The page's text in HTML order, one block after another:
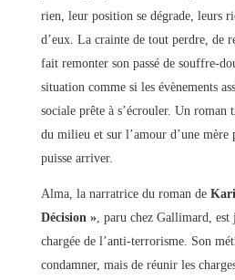
rien, leur position se dégrade, leurs
d’eux. La crainte de tout perdre, de
fait remonter son passé de souffre-
situation comme si les évènements
sociale prête à s’écrouler. Un roman
du milieu et sur l’amour d’une
puisse arriver.
Alma, la narratrice du roman de
Décision », paru chez Gallimard, est
chargée de l’anti-terrorisme. Son
condamner, mais de réunir les